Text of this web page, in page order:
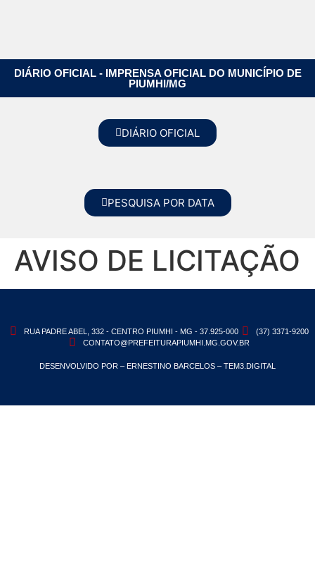
DIÁRIO OFICIAL - IMPRENSA OFICIAL DO MUNICÍPIO DE
PIUMHI/MG
DIÁRIO OFICIAL
PESQUISA POR DATA
AVISO DE LICITAÇÃO
RUA PADRE ABEL, 332 - CENTRO PIUMHI - MG - 37.925-000
(37) 3371-9200
CONTATO@PREFEITURAPIUMHI.MG.GOV.BR
DESENVOLVIDO POR – ERNESTINO BARCELOS – TEM3.DIGITAL